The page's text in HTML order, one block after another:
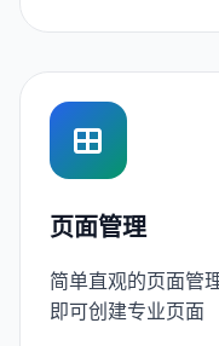
页面管理
简单直观的页面管
即可创建专业页面